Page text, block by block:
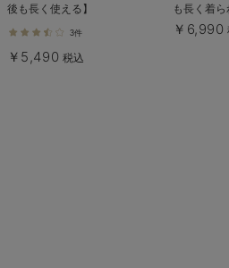
後も長く使える】
3件
￥5,490 税込
も長く着ら
￥6,990